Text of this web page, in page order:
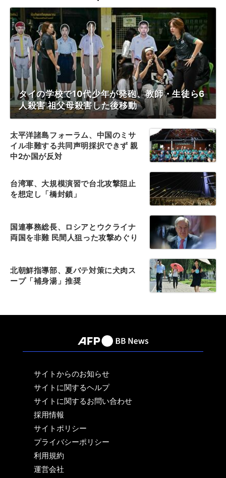
タイの学校で10代少年が発砲、教師・生徒ら6
人殺害 祖父母殺害した後移動
太平洋諸島フォーラム、中国のミサ
イル非難する共同声明採択できず 親
中2か国が反対
台湾軍、大規模演習で台北攻撃阻止
を想定し「橋封鎖」
国連事務総長、ロシアとウクライナ
両国を非難 民間人狙った攻撃めぐり
北朝鮮指導部、夏バテ対策に犬肉ス
ープ「補身湯」推奨
サイトからのお知らせ
サイトに関するヘルプ
サイトに関するお問い合わせ
採用情報
サイトポリシー
プライバシーポリシー
利用規約
運営会社